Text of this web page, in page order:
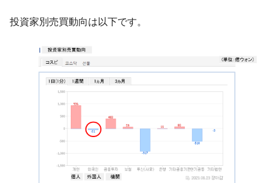
に韓国がいっちょがみしたのでは。
は韓国で『BYD』車は売れている。6カ月で対前年同期比
1.9倍！
『Money1』
く空港に詰めかけ「出て行け！」「極右勢力」のプラカー
ドを掲げる「在韓反米勢力」
『Money1』
韓国政府「2035年までに18.4GW規模のAIデ
ータセンター整備」⇒ だから無理だってば。
JPモルガン「韓国レバレッジETFの清算は
投資家別売買動向は以下です。